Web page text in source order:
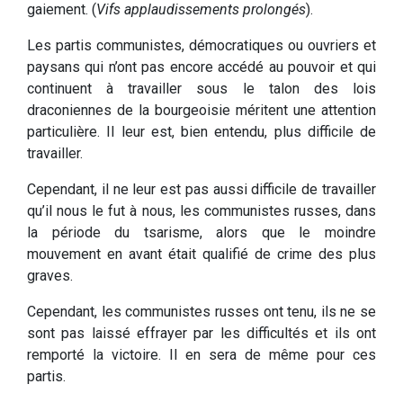
gaiement. (Vifs applaudissements prolongés).
Les partis communistes, démocratiques ou ouvriers et
paysans qui n’ont pas encore accédé au pouvoir et qui
continuent à travailler sous le talon des lois
draconiennes de la bourgeoisie méritent une attention
particulière. Il leur est, bien entendu, plus difficile de
travailler.
Cependant, il ne leur est pas aussi difficile de travailler
qu’il nous le fut à nous, les communistes russes, dans
la période du tsarisme, alors que le moindre
mouvement en avant était qualifié de crime des plus
graves.
Cependant, les communistes russes ont tenu, ils ne se
sont pas laissé effrayer par les difficultés et ils ont
remporté la victoire. Il en sera de même pour ces
partis.